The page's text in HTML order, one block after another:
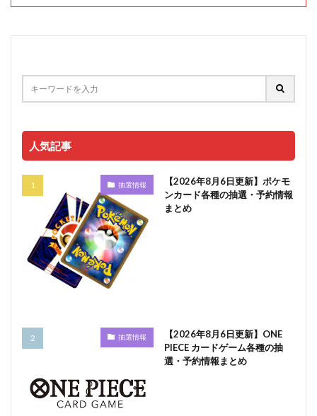
人気記事
抽選情報
【2026年8月6日更新】ポケモ
ンカード各種の抽選・予約情報
まとめ
抽選情報
【2026年8月6日更新】ONE
PIECE カードゲーム各種の抽
選・予約情報まとめ